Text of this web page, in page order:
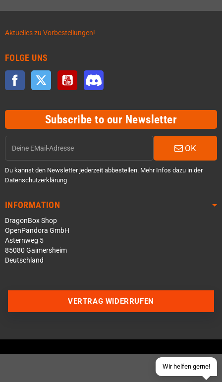
Aktuelles zu Vorbestellungen!
FOLGE UNS
Facebook Twitter YouTube
Subscribe to our Newsletter
OK
Du kannst den Newsletter jederzeit abbestellen. Mehr Infos dazu in der
Datenschutzerklärung
INFORMATION
DragonBox Shop
OpenPandora GmbH
Asternweg 5
85080 Gaimersheim
Deutschland
Wir helfen gerne!
Schick uns eine eMail
VERTRAG WIDERRUFEN